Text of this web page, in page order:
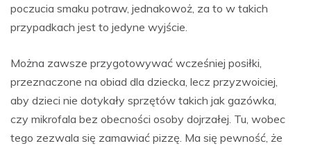
poczucia smaku potraw, jednakowoż, za to w takich
przypadkach jest to jedyne wyjście.
Można zawsze przygotowywać wcześniej posiłki,
przeznaczone na obiad dla dziecka, lecz przyzwoiciej,
aby dzieci nie dotykały sprzętów takich jak gazówka,
czy mikrofala bez obecności osoby dojrzałej. Tu, wobec
tego zezwala się zamawiać pizzę. Ma się pewność, że